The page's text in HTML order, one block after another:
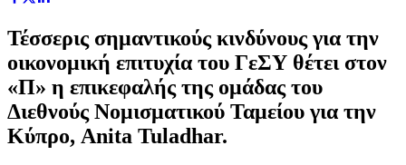
Τέσσερις σημαντικούς κινδύνους για την
οικονομική επιτυχία του ΓεΣΥ θέτει στον
«Π» η επικεφαλής της ομάδας του
Διεθνούς Νομισματικού Ταμείου για την
Κύπρο, Anita Tuladhar.